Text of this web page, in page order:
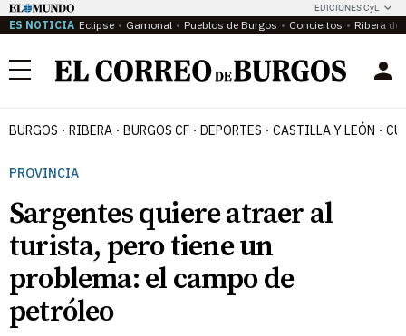
EDICIONES CyL
ES NOTICIA Eclipse Gamonal Pueblos de Burgos Conciertos Ribera del
Menú
BURGOS RIBERA BURGOS CF DEPORTES CASTILLA Y LEÓN
PROVINCIA
Sargentes quiere atraer al
turista, pero tiene un
problema: el campo de
petróleo